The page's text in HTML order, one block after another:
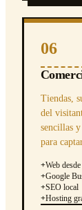
06
Tiendas,
del
sencillas
para
+Web
+Google
+SEO local
+Hosting